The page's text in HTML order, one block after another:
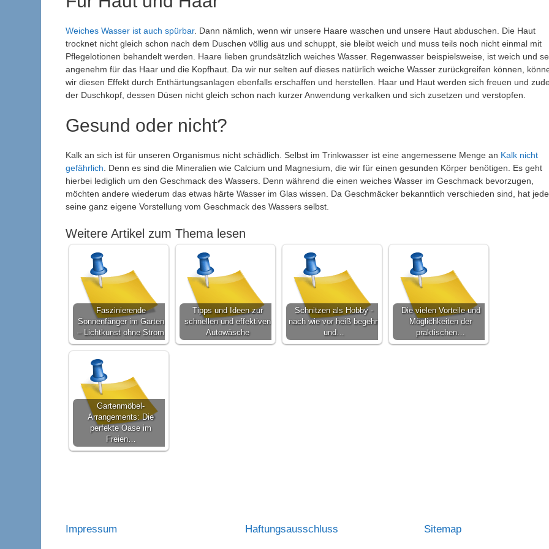
Weiches Wasser ist auch spürbar. Dann nämlich, wenn wir unsere Haare waschen und unsere Haut abduschen. Die Haut
trocknet nicht gleich schon nach dem Duschen völlig aus und schuppt, sie bleibt weich und muss teils noch nicht einmal mit
Pflegelotionen behandelt werden. Haare lieben grundsätzlich weiches Wasser. Regenwasser beispielsweise, ist weich und
angenehm für das Haar und die Kopfhaut. Da wir nur selten auf dieses natürlich weiche Wasser zurückgreifen können,
wir diesen Effekt durch Enthärtungsanlagen ebenfalls erschaffen und herstellen. Haar und Haut werden sich freuen und
der Duschkopf, dessen Düsen nicht gleich schon nach kurzer Anwendung verkalken und sich zusetzen und verstopfen.
Gesund oder nicht?
Kalk an sich ist für unseren Organismus nicht schädlich. Selbst im Trinkwasser ist eine angemessene Menge an Kalk nicht
gefährlich . Denn es sind die Mineralien wie Calcium und Magnesium, die wir für einen gesunden Körper benötigen. Es geht
hierbei lediglich um den Geschmack des Wassers. Denn während die einen weiches Wasser im Geschmack bevorzugen,
möchten andere wiederum das etwas härte Wasser im Glas wissen. Da Geschmäcker bekanntlich verschieden sind, hat
seine ganz eigene Vorstellung vom Geschmack des Wassers selbst.
Weitere Artikel zum Thema lesen
Faszinierende
Sonnenfänger im Garten
– Lichtkunst ohne Strom
Tipps und Ideen zur
schnellen und effektiven
Autowäsche
Schnitzen als Hobby -
nach wie vor heiß begehrt
und…
Die vielen Vorteile und
Möglichkeiten der
praktischen…
Gartenmöbel-
Arrangements: Die
perfekte Oase im
Freien…
Impressum Haftungsausschluss Sitemap